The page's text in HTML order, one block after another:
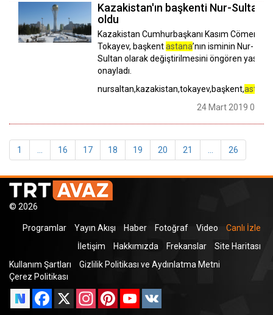
Kazakistan'ın başkenti Nur-Sultan
oldu
Kazakistan Cumhurbaşkanı Kasım Cömert
Tokayev, başkentastana’nın isminin Nur-
Sultan olarak değiştirilmesini öngören yasayı
onayladı.
nursaltan,kazakistan,tokayev,başkent,astana
24 Mart 2019 07:46
1 16 17 18 19 20 21 26
© 2026
Programlar Yayın Akışı Haber Fotoğraf Video
Canlı İzle
İletişim
Hakkımızda Frekanslar
Site Haritası
Kullanım Şartları
Gizlilik Politikası ve Aydınlatma Metni
Çerez Politikası
Facebook
X InstagramPinterestYouTube